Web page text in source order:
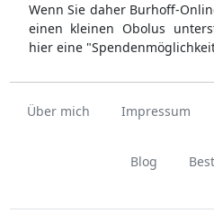
Wenn Sie daher Burhoff-
einen kleinen Obolus
hier eine
Über mich Impressum
Blog